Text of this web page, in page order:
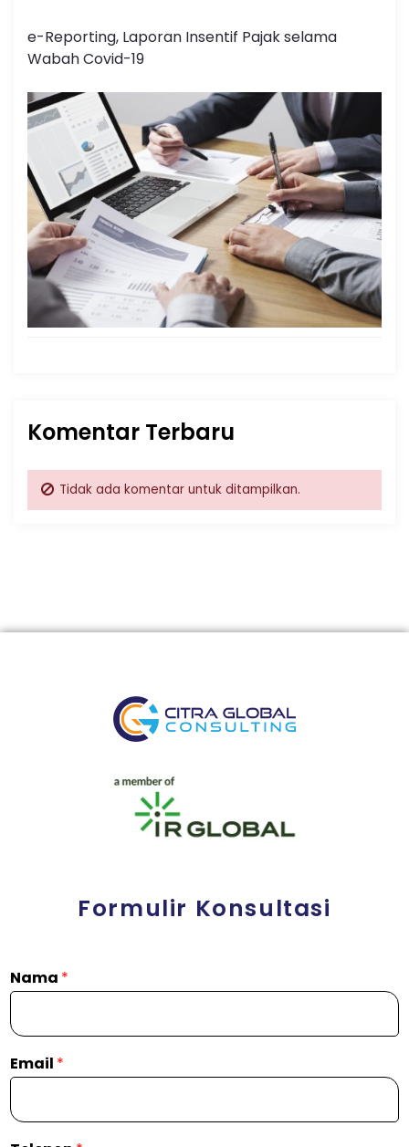
e-Reporting, Laporan Insentif Pajak selama
Wabah Covid-19
Komentar Terbaru
Tidak ada komentar untuk ditampilkan.
Formulir Konsultasi
Nama *
Email *